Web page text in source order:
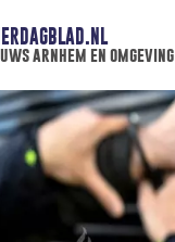
arnhem en omgeving